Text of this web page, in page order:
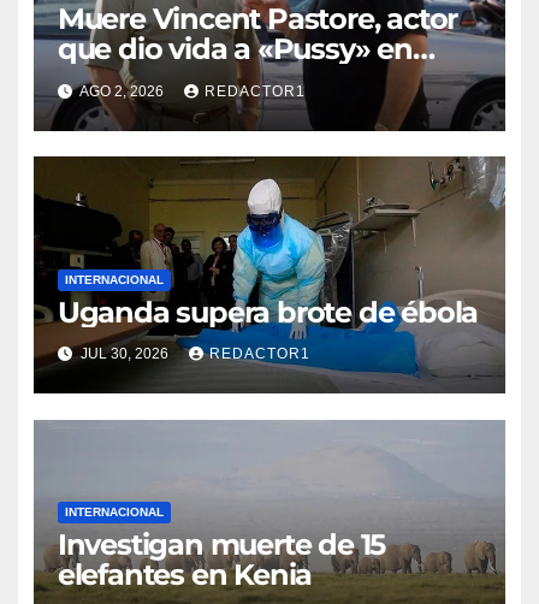
Muere Vincent Pastore, actor
que dio vida a «Pussy» en
«Los Soprano»
AGO 2, 2026 REDACTOR1
INTERNACIONAL
Uganda supera brote de ébola
JUL 30, 2026 REDACTOR1
INTERNACIONAL
Investigan muerte de 15
elefantes en Kenia